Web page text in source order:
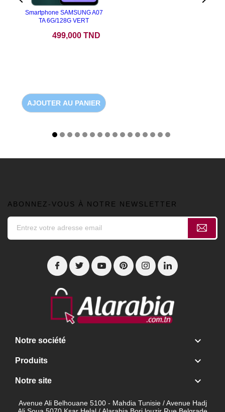
Smartphone SAMSUNG A07
TA 6G/128G VERT
499,000 TND
AJOUTER AU PANIER
ABONNEZ-VOUS À NOTRE NEWSLETTER
Notre société 
Produits 
Notre site 
Avenue Ali Belhouane 5100 - Mahdia Tunisie / Avenue Hadj